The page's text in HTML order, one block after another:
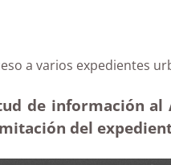
a varios
de información
del